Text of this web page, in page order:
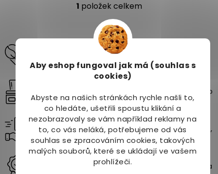
Aby eshop fungoval jak má (souhlas s
cookies)
Abyste na našich stránkách rychle našli to,
co hledáte, ušetřili spoustu klikání a
nezobrazovaly se vám například reklamy na
to, co vás neláká, potřebujeme od vás
souhlas se zpracováním cookies, takových
malých souborů, které se ukládají ve vašem
prohlížeči.
O
v
l
á
d
a
c
í
r
v
k
y
v
ý
p
i
s
1 položek celkem
Odborné poradenství pro vaši krásu a zdraví
pomůžeme vám vybrat produkty na míru vašim
potřebám.
Vybírejte z více než 10 000 produktů
Široký sortiment přírodních a kvalitních produktů pro
zdraví, krásu a pohodu.
Rychlé a spolehlivé doručení
Vaše objednávky doručíme až k vám domů – rychle,
bezpečně a bez starostí.
Rodinná firma s tradicí od roku 1997
Už více než 29 let přinášíme kvalitu, přírodní řešení a